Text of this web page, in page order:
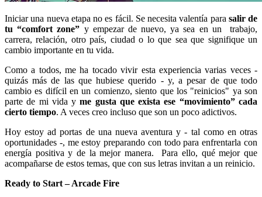
Iniciar una nueva etapa no es fácil. Se necesita valentía para salir de
tu “comfort zone” y empezar de nuevo, ya sea en un trabajo,
carrera, relación, otro país, ciudad o lo que sea que signifique un
cambio importante en tu vida.
Como a todos, me ha tocado vivir esta experiencia varias veces -
quizás más de las que hubiese querido - y, a pesar de que todo
cambio es difícil en un comienzo, siento que los "reinicios" ya son
parte de mi vida yme gusta que exista ese “movimiento” cada
cierto tiempo. A veces creo incluso que son un poco adictivos.
Hoy estoy ad portas de una nueva aventura y - tal como en otras
oportunidades -, me estoy preparando con todo para enfrentarla con
energía positiva y de la mejor manera. Para ello, qué mejor que
acompañarse de estos temas, que con sus letras invitan a un reinicio.
Ready to Start – Arcade Fire